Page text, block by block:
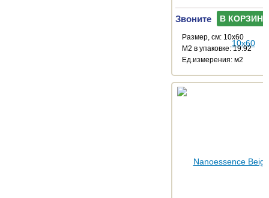
Звоните В КОРЗИНУ
Размер, см: 10x60
М2 в упаковке: 19.92
Ед.измерения: м2